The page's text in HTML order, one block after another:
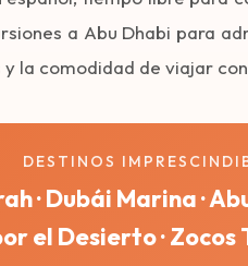
a Abu Dhabi para
la comodidad de viajar
DESTINOS
· Dubái Marina ·
el Desierto ·